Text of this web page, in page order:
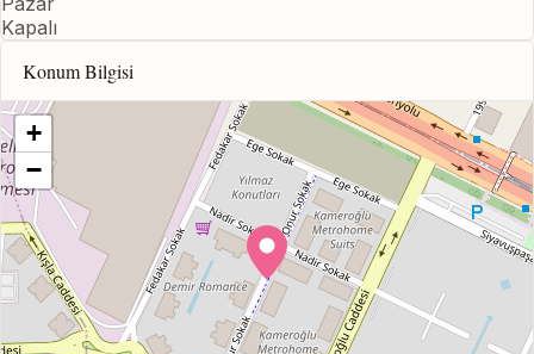
Kapalı
Konum Bilgisi
+
−